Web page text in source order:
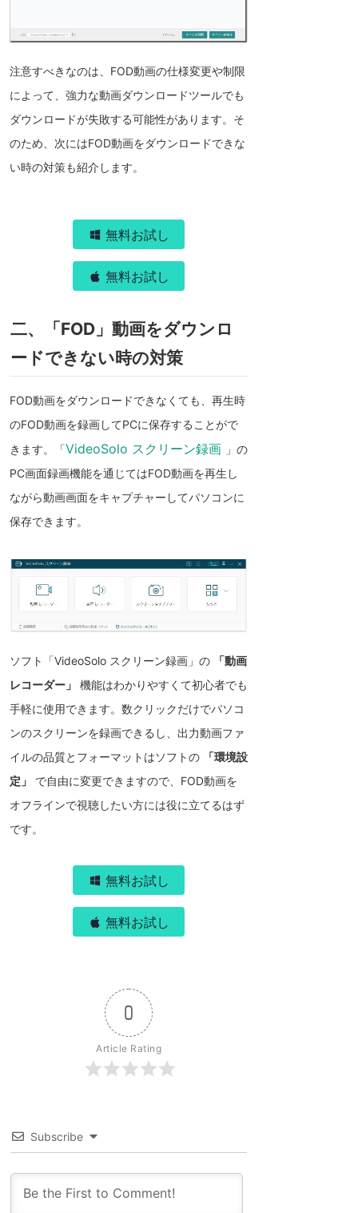
注意すべきなのは、FOD動画の仕様変更や制限
によって、強力な動画ダウンロードツールでも
ダウンロードが失敗する可能性があります。そ
のため、次にはFOD動画をダウンロードできな
い時の対策も紹介します。
無料お試し
無料お試し
二、「FOD」動画をダウンロ
ードできない時の対策
FOD動画をダウンロードできなくても、再生時
のFOD動画を録画してPCに保存することがで
きます。「VideoSolo スクリーン録画 」の
PC画面録画機能を通じてはFOD動画を再生し
ながら動画画面をキャプチャーしてパソコンに
保存できます。
ソフト「VideoSolo スクリーン録画」の
「動画
レコーダー」
機能はわかりやすくて初心者でも
手軽に使用できます。数クリックだけでパソコ
ンのスクリーンを録画できるし、出力動画ファ
イルの品質とフォーマットはソフトの
「環境設
定」
で自由に変更できますので、FOD動画を
オフラインで視聴したい方には役に立てるはず
です。
無料お試し
無料お試し
0
Article Rating
Subscribe